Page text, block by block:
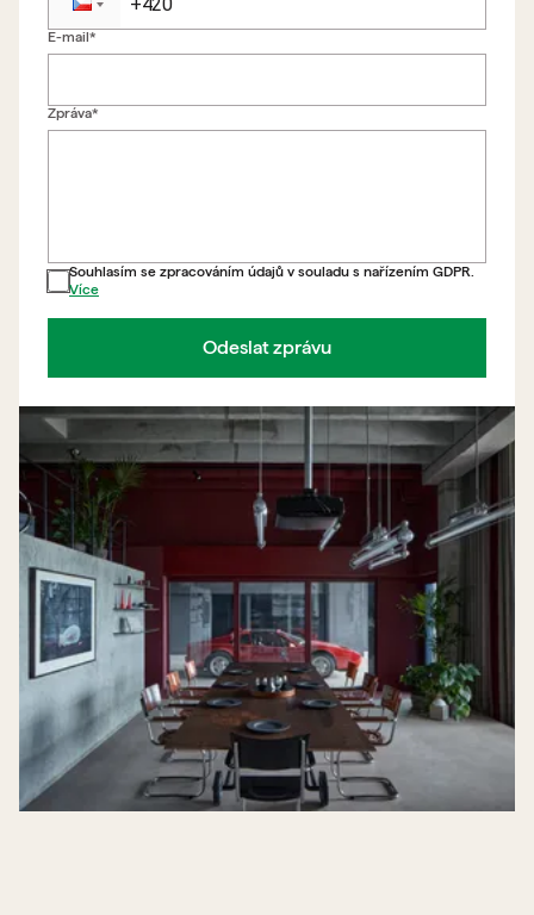
Zpět na formulář
E-mail*
Zpráva*
Souhlasím se zpracováním údajů v souladu s nařízením GDPR.
Více
Odeslat zprávu